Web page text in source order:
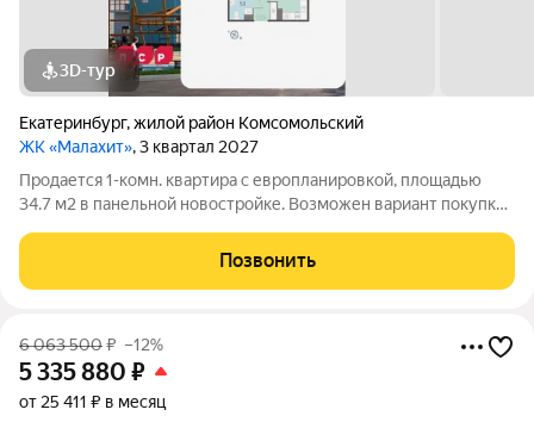
3D-тур
Екатеринбург,жилой район Комсомольский
ЖК «Малахит», 3 квартал 2027
Продается 1-комн. квартира с европланировкой, площадью
34.7 м2 в панельной новостройке. Возможен вариант покупки
кухня 16.5 м2, отделка под ключ. Квартира располагается на 11
этаже
Позвонить
6 063 500₽ –12%
5 335 880 ₽
от 25 411 ₽ в месяц